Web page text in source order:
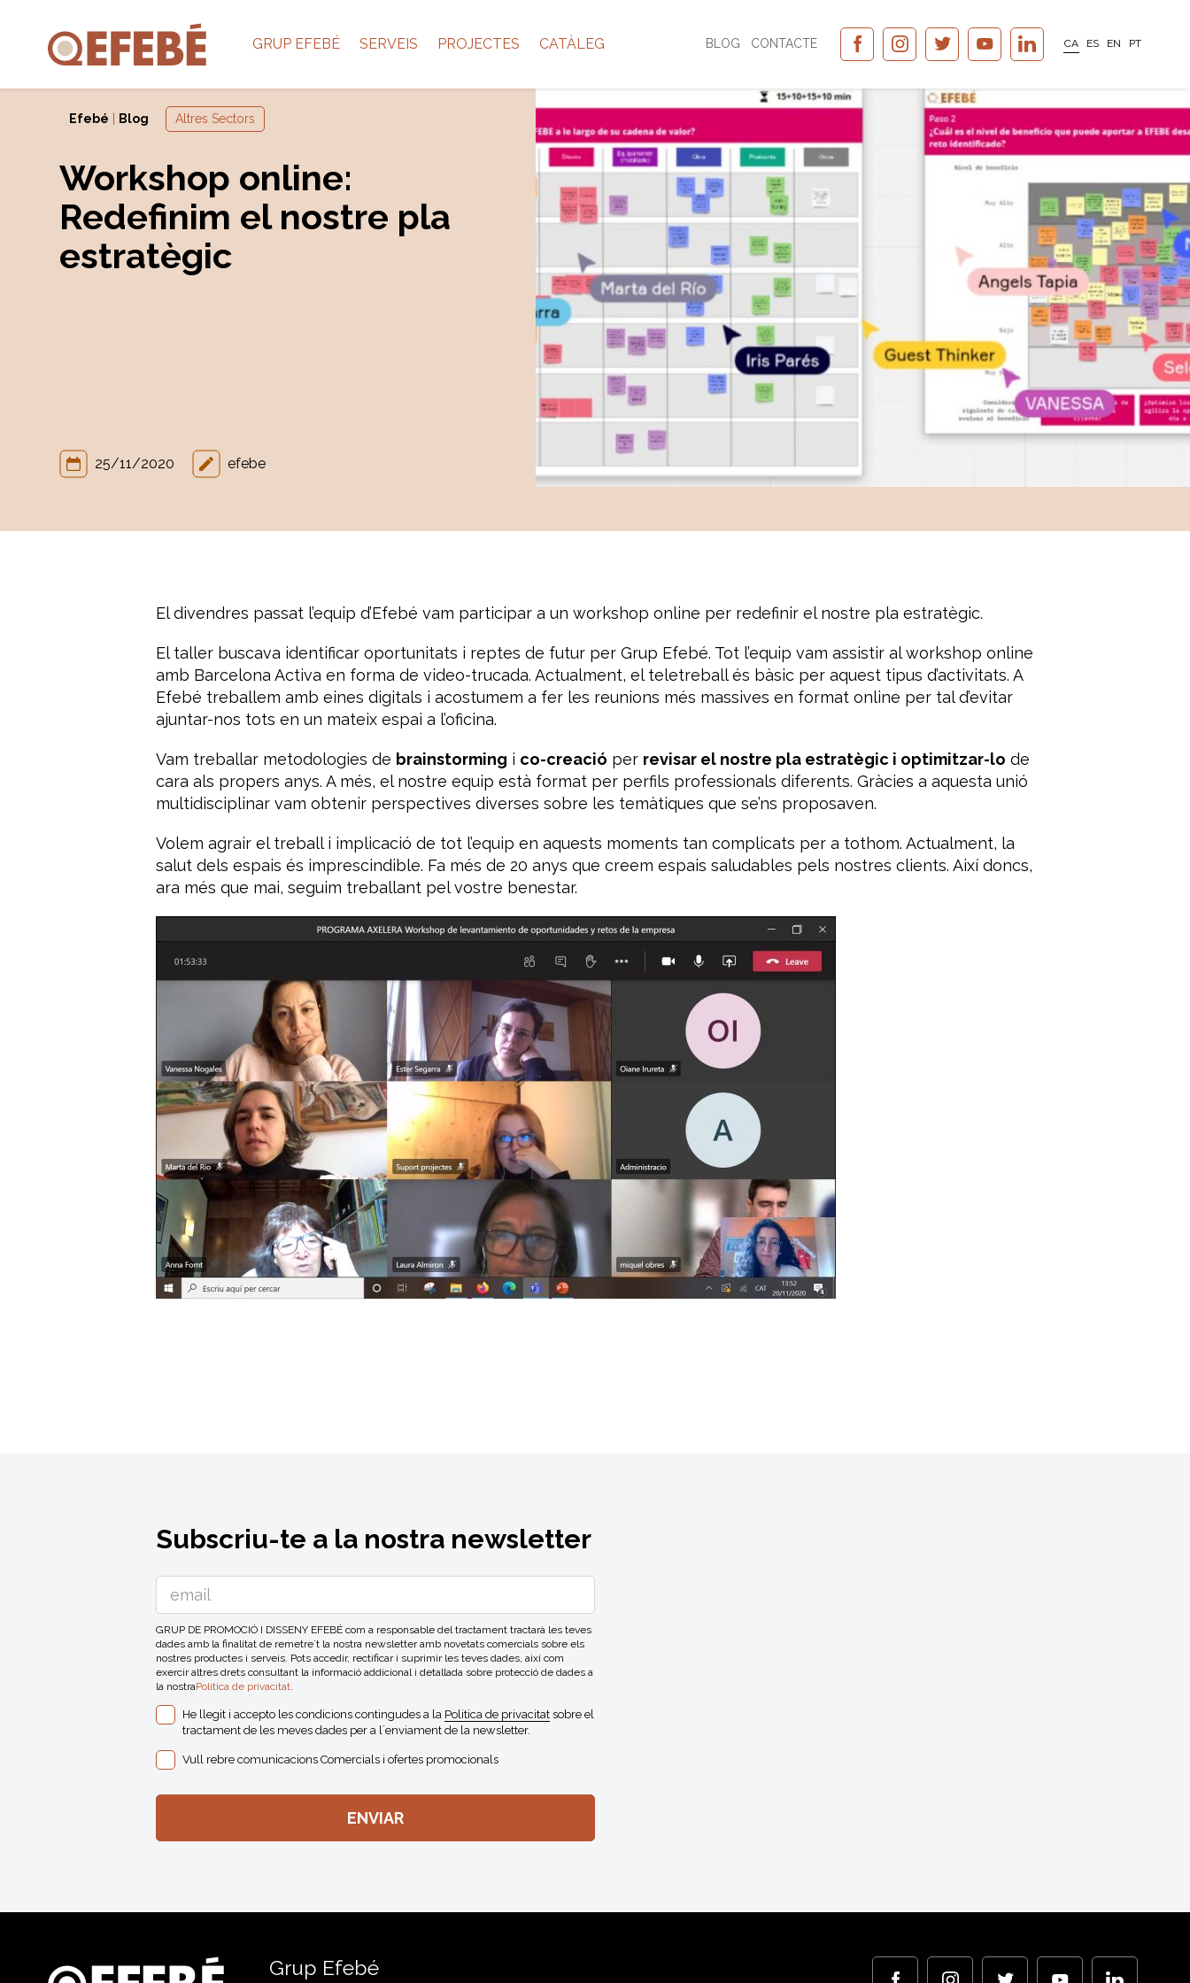
GRUP EFEBÉ SERVEIS PROJECTES CATÀLEG BLOG CONTACTE CA ES EN PT
Efebé Blog Altres Sectors
Workshop online:
Redefinim el nostre pla
estratègic
25/11/2020 efebe
El divendres passat l’equip d’Efebé vam participar a un workshop online per redefinir el nostre pla estratègic.
El taller buscava identificar oportunitats i reptes de futur per Grup Efebé. Tot l’equip vam assistir al workshop online
amb Barcelona Activa en forma de video-trucada. Actualment, el teletreball és bàsic per aquest tipus d’activitats. A
Efebé treballem amb eines digitals i acostumem a fer les reunions més massives en format online per tal d’evitar
ajuntar-nos tots en un mateix espai a l’oficina.
Vam treballar metodologies de brainstorming i co-creació per revisar el nostre pla estratègic i optimitzar-lo de
cara als propers anys. A més, el nostre equip està format per perfils professionals diferents. Gràcies a aquesta unió
multidisciplinar vam obtenir perspectives diverses sobre les temàtiques que se’ns proposaven.
Volem agrair el treball i implicació de tot l’equip en aquests moments tan complicats per a tothom. Actualment, la
salut dels espais és imprescindible. Fa més de 20 anys que creem espais saludables pels nostres clients. Així doncs,
ara més que mai, seguim treballant pel vostre benestar.
Subscriu-te a la nostra newsletter
GRUP DE PROMOCIÓ I DISSENY EFEBÉ com a responsable del tractament tractarà les teves
dades amb la finalitat de remetre´t la nostra newsletter amb novetats comercials sobre els
nostres productes i serveis. Pots accedir, rectificar i suprimir les teves dades, així com
exercir altres drets consultant la informació addicional i detallada sobre protecció de dades a
la nostraPolitica de privacitat.
He llegit i accepto les condicions contingudes a la Politica de privacitatsobre el
tractament de les meves dades per a l´enviament de la newsletter.
Vull rebre comunicacions Comercials i ofertes promocionals
Grup Efebé